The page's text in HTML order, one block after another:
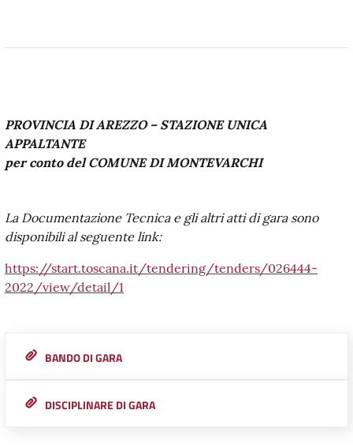
PROVINCIA DI AREZZO – STAZIONE UNICA
APPALTANTE
per conto del COMUNE DI MONTEVARCHI
La Documentazione Tecnica e gli altri atti di gara sono
disponibili al seguente link:
https://start.toscana.it/tendering/tenders/026444-
2022/view/detail/1
BANDO DI GARA
DISCIPLINARE DI GARA